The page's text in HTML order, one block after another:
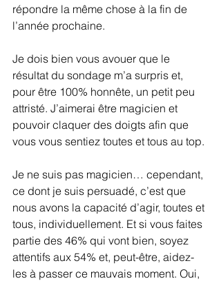
répondre la même chose à la fin de
l’année prochaine.
Je dois bien vous avouer que le
résultat du sondage m’a surpris et,
pour être 100% honnête, un petit peu
attristé. J’aimerai être magicien et
pouvoir claquer des doigts afin que
vous vous sentiez toutes et tous au top.
Je ne suis pas magicien… cependant,
ce dont je suis persuadé, c’est que
nous avons la capacité d’agir, toutes et
tous, individuellement. Et si vous faites
partie des 46% qui vont bien, soyez
attentifs aux 54% et, peut-être, aidez-
les à passer ce mauvais moment. Oui,